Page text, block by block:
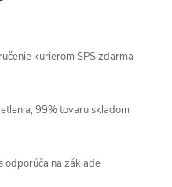
kurierom SPS zdarma
99% tovaru skladom
odporúča na základe